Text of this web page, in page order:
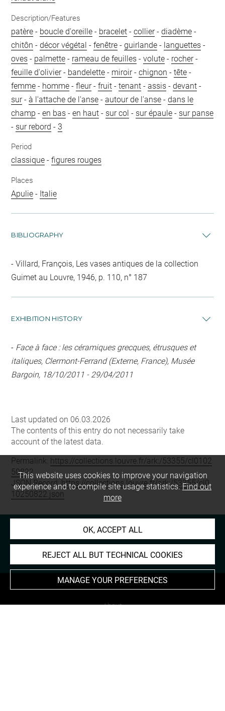
Description/Features
patère - boucle d'oreille - bracelet -collier-diadème -
chitôn -décor végétal -fenêtre -guirlande - languettes -
oves - palmette - rameau de feuilles -volute - rocher-
feuille d'olivier- bandelette - miroir-chignon -tête -
femme - homme -fleur-fruit -tenant -assis -devant -
sur-à l'attache de l'anse -autour de l'anse -dans le
champ -en bas -en haut - sur col - sur épaule - sur panse
- sur rebord -3
Period
classique -figures rouges
Places
Apulie - Italie
BIBLIOGRAPHY
Villard, François, Les vases antiques de la collection
Guimet au Louvre, 1946, p. 110, n° 187
EXHIBITION HISTORY
- Face à face : les céramiques grecques, étrusques et
italiques, Clermont-Ferrand (Externe, France), Musée
Bargoin, 18/10/2011 - 29/04/2011
Last updated on 06.03.2026
The contents of this entry do not necessarily take
account of the latest data.
Permalink: https://collections.louvre.fr/ark:/53355/cl0102
50822
JSON Record:https://collections.louvre.fr/ark:/53355/cl0
10250822.json
About
This website uses cookies to improve your navigation
experience and to compile site usage statistics.Find out
more
OK, ACCEPT ALL
REJECT ALL BUT TECHNICAL COOKIES
MANAGE YOUR PREFERENCES